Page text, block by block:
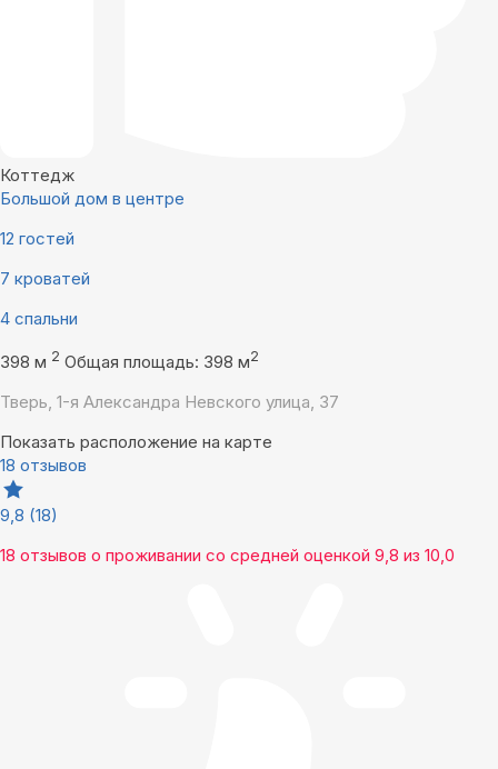
Коттедж
Большой дом в центре
12 гостей
7 кроватей
4 спальни
398 м 2 Общая площадь: 398 м2
Тверь, 1-я Александра Невского улица, 37
Показать расположение на карте
18 отзывов
9,8 (18)
18 отзывов о проживании со средней оценкой 9,8 из 10,0